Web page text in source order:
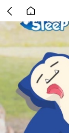
back
to
home